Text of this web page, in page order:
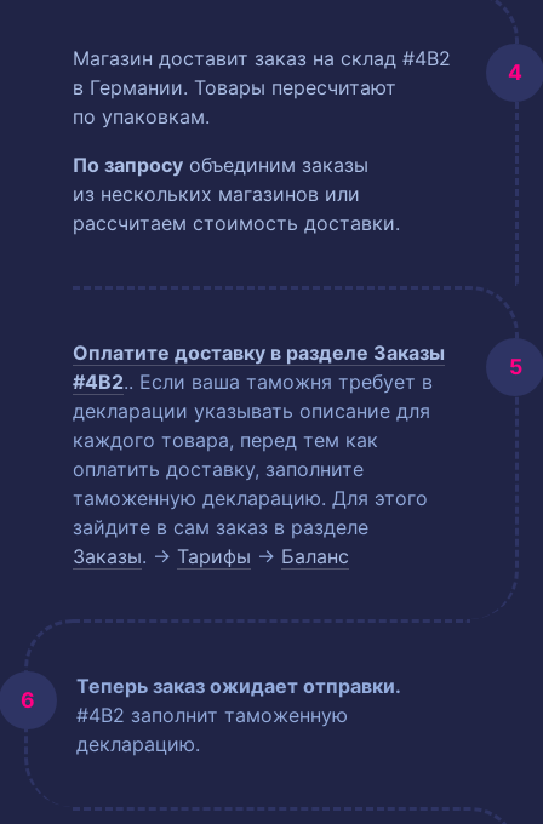
Магазин доставит заказ на склад #4B2
в Германии. Товары пересчитают
по упаковкам.
По запросу объединим заказы
из нескольких магазинов или
рассчитаем стоимость доставки.
Оплатите доставку в разделе Заказы
#4B2.. Если ваша таможня требует в
декларации указывать описание для
каждого товара, перед тем как
оплатить доставку, заполните
таможенную декларацию. Для этого
зайдите в сам заказ в разделе
Заказы. → Тарифы → Баланс
Теперь заказ ожидает отправки.
#4B2 заполнит таможенную
декларацию.